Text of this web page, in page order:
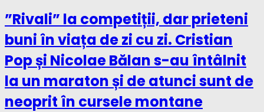
”Rivali” la competiții, dar prieteni
buni în viața de zi cu zi. Cristian
Pop și Nicolae Bălan s-au întâlnit
la un maraton și de atunci sunt de
neoprit în cursele montane